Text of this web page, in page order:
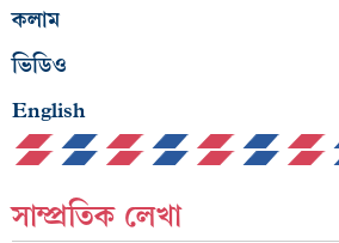
কলাম
ভিডিও
English
সাম্প্রতিক লেখা